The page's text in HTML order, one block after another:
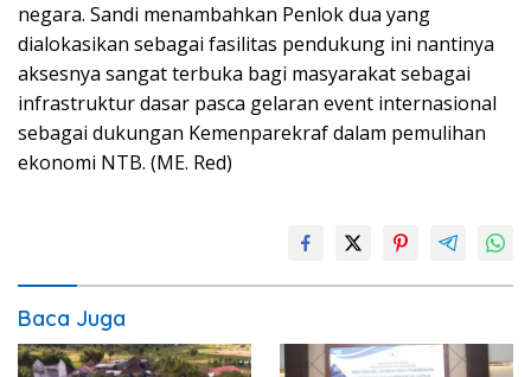
negara. Sandi menambahkan Penlok dua yang
dialokasikan sebagai fasilitas pendukung ini nantinya
aksesnya sangat terbuka bagi masyarakat sebagai
infrastruktur dasar pasca gelaran event internasional
sebagai dukungan Kemenparekraf dalam pemulihan
ekonomi NTB. (ME. Red)
Baca Juga